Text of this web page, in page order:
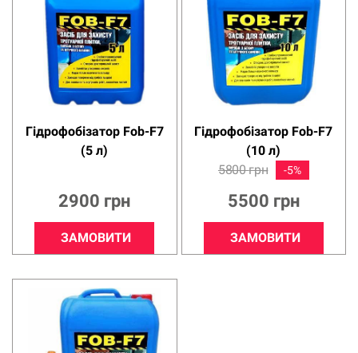
Гідрофобізатор Fob-F7
(5 л)
2900 грн
ЗАМОВИТИ
Гідрофобізатор Fob-F7
(10 л)
5800грн
5500 грн
ЗАМОВИТИ